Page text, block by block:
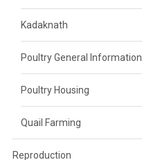
Kadaknath
Poultry General Information
Poultry Housing
Quail Farming
Reproduction